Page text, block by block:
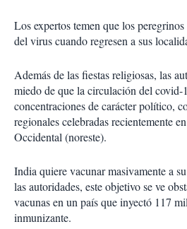
Los expertos temen que los
del virus cuando regresen a sus
Además de las fiestas religiosas, las
miedo de que la circulación del covid-
concentraciones de carácter político,
regionales celebradas recientemente
Occidental (noreste).
India quiere vacunar masivamente a
las autoridades, este objetivo se ve
vacunas en un país que inyectó 117
inmunizante.